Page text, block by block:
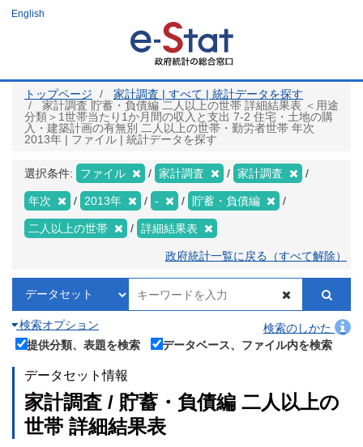
ツ
English
トップページ
家計調査 | すべて | 統計データを探す
家計調査 貯蓄・負債編 二人以上の世帯 詳細結果表 ＜用途
分類＞1世帯当たり1か月間の収入と支出 7-2 住宅・土地の購
入・建築計画の有無別 二人以上の世帯・勤労者世帯 年次
2013年 | ファイル | 統計データを探す
選択条件: ファイル 家計調査 家計調査
年次 2013年 - 貯蓄・負債編
二人以上の世帯 詳細結果表
政府統計一覧に戻る（すべて解除）
検索オプション
検索のしかた
提供分類、表題を検索
データベース、ファイル内を検索
データセット情報
家計調査 / 貯蓄・負債編 二人以上の
世帯 詳細結果表